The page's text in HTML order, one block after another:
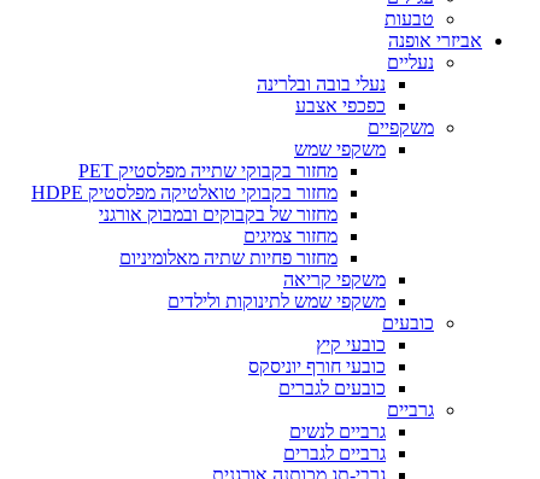
טבעות
אביזרי אופנה
נעליים
נעלי בובה ובלרינה
כפכפי אצבע
משקפיים
משקפי שמש
מחזור בקבוקי שתייה מפלסטיק PET
מחזור בקבוקי טואלטיקה מפלסטיק HDPE
מחזור של בקבוקים ובמבוק אורגני
מחזור צמיגים
מחזור פחיות שתיה מאלומיניום
משקפי קריאה
משקפי שמש לתינוקות ולילדים
כובעים
כובעי קיץ
כובעי חורף יוניסקס
כובעים לגברים
גרביים
גרביים לנשים
גרביים לגברים
גרבי-תג מכותנה אורגנית